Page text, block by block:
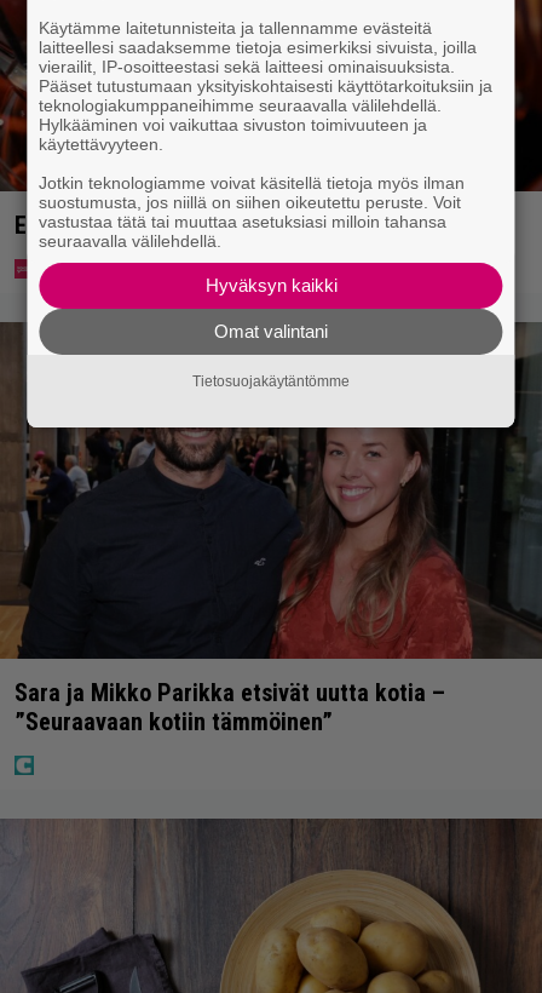
Eurojackpotista 80 000 euroa Suomeen – tänne
Sara ja Mikko Parikka etsivät uutta kotia –
”Seuraavaan kotiin tämmöinen”
Käytämme laitetunnisteita ja tallennamme evästeitä
laitteellesi saadaksemme tietoja esimerkiksi sivuista, joilla
vierailit, IP-osoitteestasi sekä laitteesi ominaisuuksista.
Pääset tutustumaan yksityiskohtaisesti käyttötarkoituksiin ja
teknologiakumppaneihimme seuraavalla välilehdellä.
Hylkääminen voi vaikuttaa sivuston toimivuuteen ja
käytettävyyteen.
Jotkin teknologiamme voivat käsitellä tietoja myös ilman
suostumusta, jos niillä on siihen oikeutettu peruste. Voit
vastustaa tätä tai muuttaa asetuksiasi milloin tahansa
seuraavalla välilehdellä.
Hyväksyn kaikki
Omat valintani
Tietosuojakäytäntömme